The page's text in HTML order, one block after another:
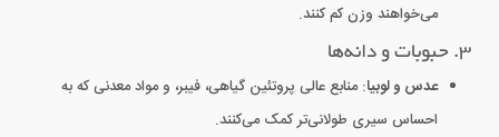
می‌خواهند وزن کم کنند.
3. حبوبات و دانه‌ها
عدس و لوبیا: منابع عالی پروتئین گیاهی، فیبر، و مواد معدنی که به
احساس سیری طولانی‌تر کمک می‌کنند.